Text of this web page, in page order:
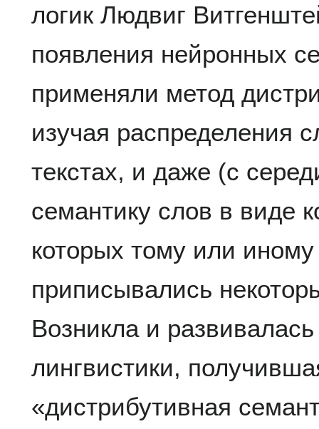
логик Людвиг
появления нейронных
применяли метод
изучая распределения
текстах, и даже (с
семантику слов в виде
которых тому или
приписывались
Возникла и
лингвистики,
«дистрибутивная